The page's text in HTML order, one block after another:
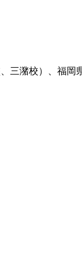
三潴校）、福岡